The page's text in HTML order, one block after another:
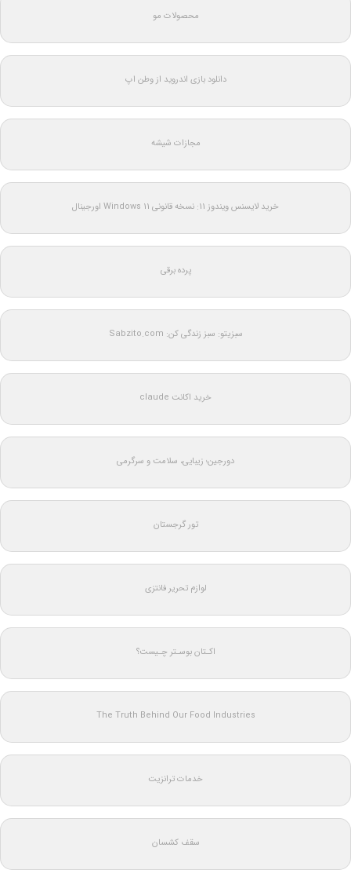
محصولات مو
دانلود بازی اندروید از وطن اپ
مجازات شیشه
خرید لایسنس ویندوز 11: نسخه قانونی Windows 11 اورجینال
پرده برقی
سبزیتو: سبز زندگی کن: Sabzito.com
خرید اکانت claude
دورجین؛ زیبایی، سلامت و سرگرمی
تور گرجستان
لوازم تحریر فانتزی
اکـتان بوسـتر چـیست؟
The Truth Behind Our Food Industries
خدمات ترانزیت
سقف کشسان